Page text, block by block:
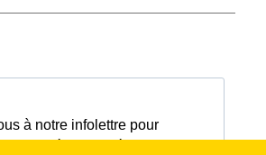
à notre infolettre pour